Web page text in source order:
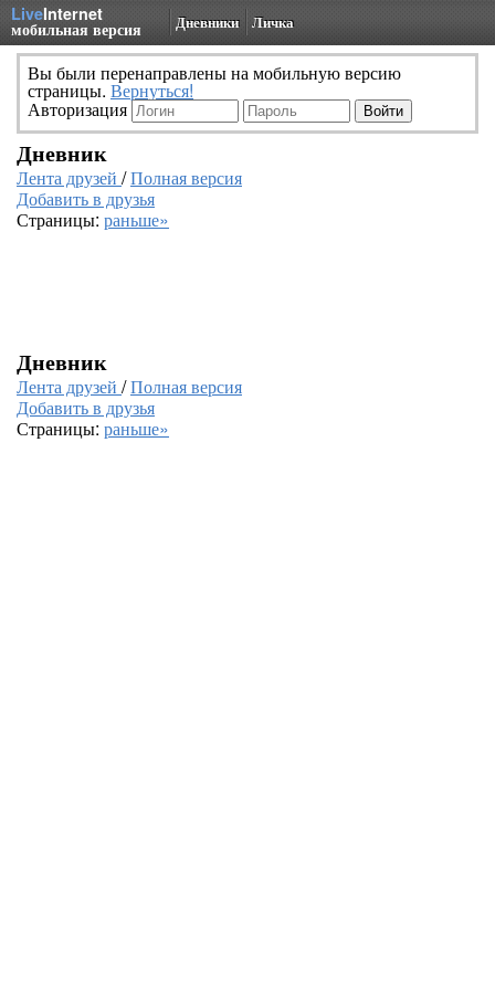
LiveInternet
мобильная версия Дневники Личка
Вы были перенаправлены на мобильную версию
страницы. Вернуться!
Авторизация
Дневник
Лента друзей /Полная версия
Добавить в друзья
Страницы: раньше»
Дневник
Лента друзей /Полная версия
Добавить в друзья
Страницы: раньше»